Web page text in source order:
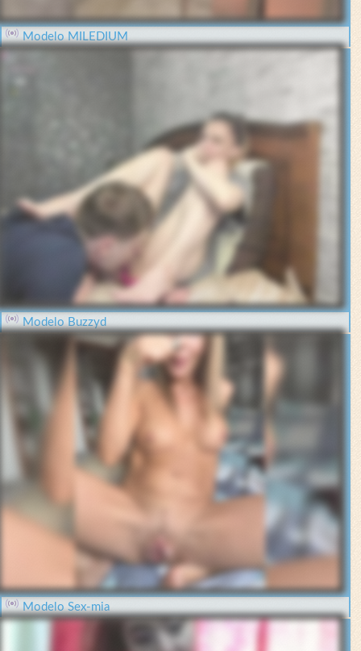
Modelo MILEDIUM
Modelo Buzzyd
Modelo Sex-mia